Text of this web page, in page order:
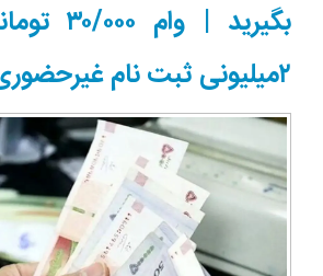
بگیرید
۲میلیونی ثبت نام غیرحضوری